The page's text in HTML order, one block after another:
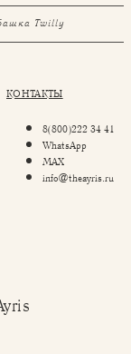
Twilly
КОНТАКТЫ
8(800)222 34 41
WhatsApp
MAX
info@theayris.ru